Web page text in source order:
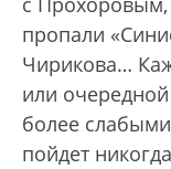
пропали
Чирикова…
или
более
пойдет